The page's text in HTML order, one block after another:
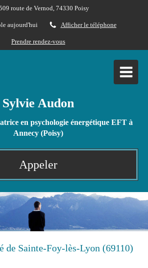
route de Vernod, 74330 Poisy
aujourd'hui Afficher le téléphone
Prendre rendez-vous
Sylvie Audon
en psychologie énergétique EFT à
Annecy (Poisy)
Appeler
de Sainte-Foy-lès-Lyon (69110)